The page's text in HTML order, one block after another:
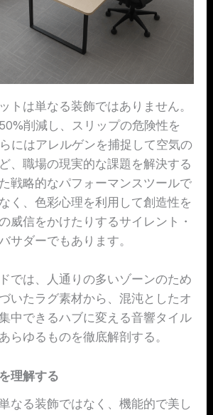
トは単なる装飾ではありません。
削減し、スリップの危険性を
にはアレルゲンを捕捉して空気の
、職場の現実的な課題を解決する
戦略的なパフォーマンスツールで
く、色彩心理を利用して創造性を
威信をかけたりするサイレント・
サダーでもあります。
では、人通りの多いゾーンのため
いたラグ素材から、混沌としたオ
中できるハブに変える音響タイル
らゆるものを徹底解剖する。
理解する
なる装飾ではなく、機能的で美し